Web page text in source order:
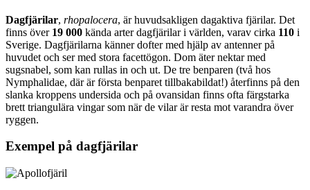
Dagfjärilar, rhopalocera, är huvudsakligen dagaktiva fjärilar. Det
finns över 19 000 kända arter dagfjärilar i världen, varav cirka 110 i
Sverige. Dagfjärilarna känner dofter med hjälp av antenner på
huvudet och ser med stora facettögon. Dom äter nektar med
sugsnabel, som kan rullas in och ut. De tre benparen (två hos
Nymphalidae, där är första benparet tillbakabildat!) återfinns på den
slanka kroppens undersida och på ovansidan finns ofta färgstarka
brett triangulära vingar som när de vilar är resta mot varandra över
ryggen.
Exempel på dagfjärilar